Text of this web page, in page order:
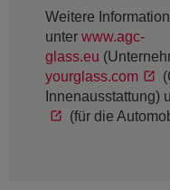
Weitere
unter www.agc-
glass.eu
yourglass.com
Innenausstattung)
(für die